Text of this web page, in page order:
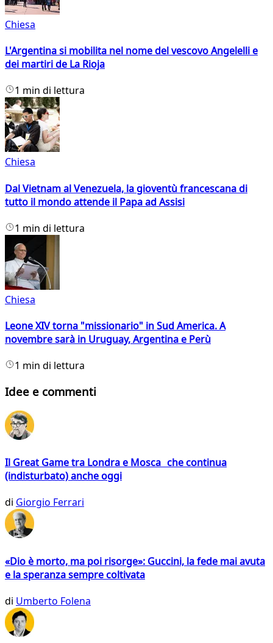
Chiesa
L'Argentina si mobilita nel nome del vescovo Angelelli e
dei martiri de La Rioja
1 min di lettura
Chiesa
Dal Vietnam al Venezuela, la gioventù francescana di
tutto il mondo attende il Papa ad Assisi
1 min di lettura
Chiesa
Leone XIV torna "missionario" in Sud America. A
novembre sarà in Uruguay, Argentina e Perù
1 min di lettura
Idee e commenti
Il Great Game tra Londra e Mosca che continua
(indisturbato) anche oggi
di Giorgio Ferrari
«Dio è morto, ma poi risorge»: Guccini, la fede mai avuta
e la speranza sempre coltivata
di Umberto Folena